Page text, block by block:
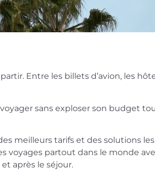
Entre les billets d’avion, les
sans exploser son budget
meilleurs tarifs et des solutions
voyages partout dans le monde
après le séjour.